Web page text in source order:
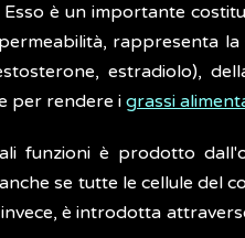
è un importante
rappresenta
estradiolo),
per rendere i grassi
funzioni è prodotto
se tutte le cellule del
è introdotta